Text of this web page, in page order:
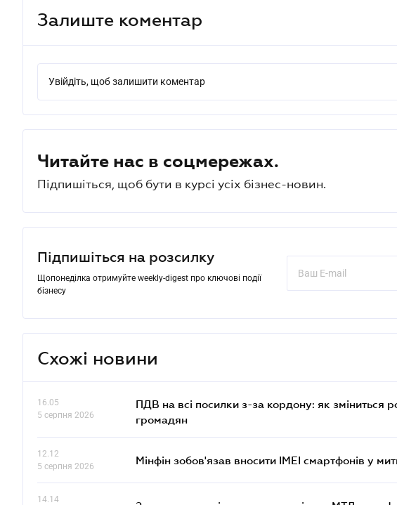
Залиште коментар
Увійдіть, щоб залишити коментар
Читайте нас в соцмережах.
Підпишіться, щоб бути в курсі усіх бізнес-новин.
Підпишіться на розсилку
Щопонеділка отримуйте weekly-digest про ключові події
бізнесу
Схожі новини
16.05
5 серпня 2026
ПДВ на всі посилки з-за кордону: як зміниться
громадян
12.12
5 серпня 2026
Мінфін зобов'язав вносити IMEI смартфонів у
14.14